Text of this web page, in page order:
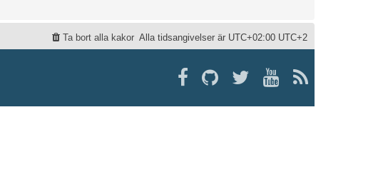
Alla tidsangivelser är UTC+02:00 UTC+2
Ta bort alla kakor